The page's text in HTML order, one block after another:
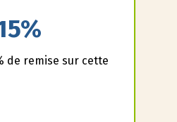
de remise sur cette